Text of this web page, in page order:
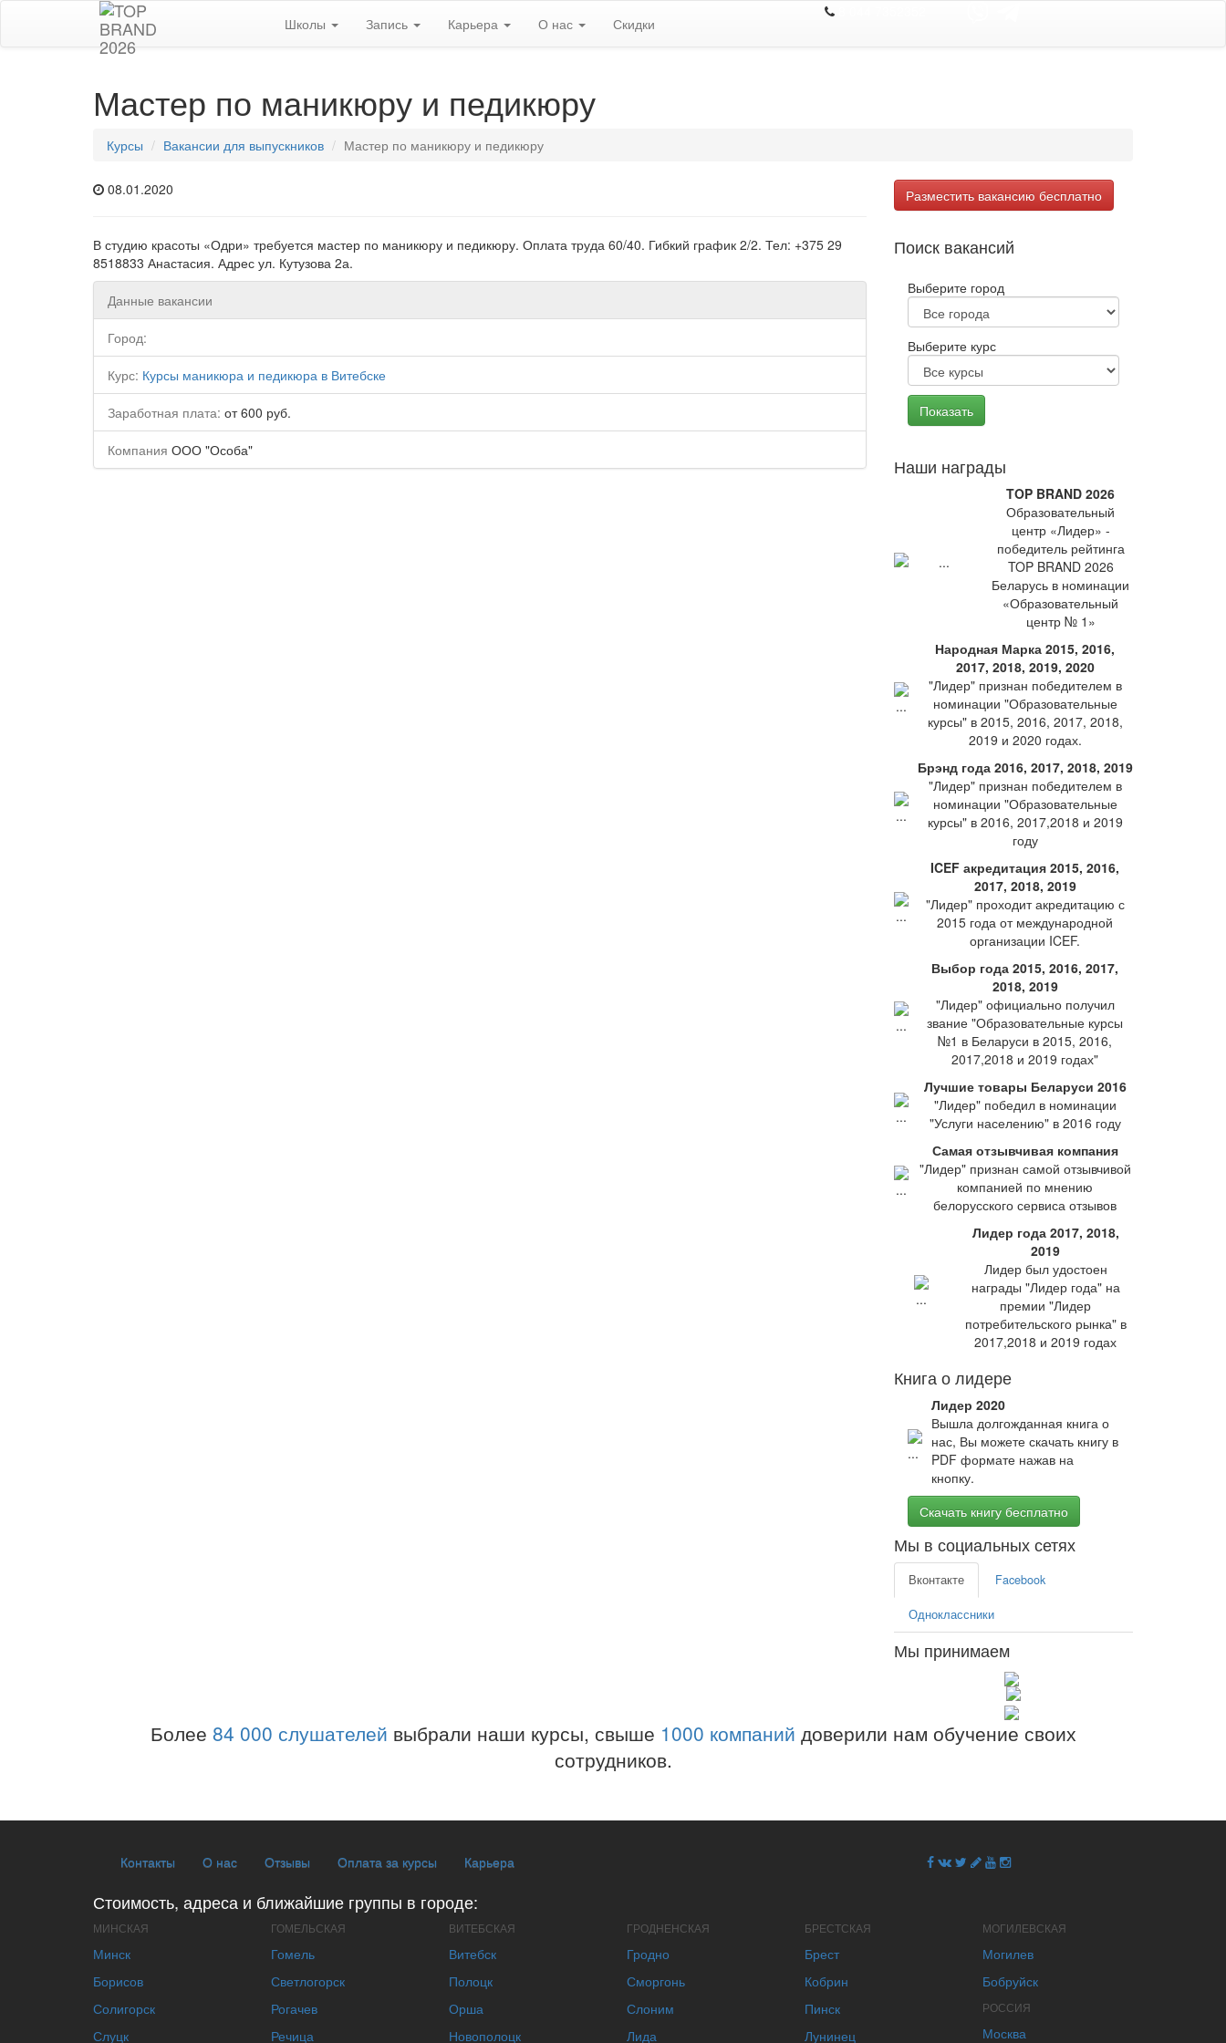
Школы Запись Карьера О нас Скидки
Мастер по маникюру и педикюру
Курсы Вакансии для выпускников Мастер по маникюру и педикюру
08.01.2020
В студию красоты «Одри» требуется мастер по маникюру и педикюру. Оплата труда 60/40. Гибкий график 2/2. Тел: +375 29
8518833 Анастасия. Адрес ул. Кутузова 2а.
Данные вакансии
Город:
Курс: Курсы маникюра и педикюра в Витебске
Заработная плата: от 600 руб.
Компания ООО "Особа"
Разместить вакансию бесплатно
Поиск вакансий
Выберите город
Выберите курс
Наши награды
TOP BRAND 2026
Образовательный
центр «Лидер» -
победитель рейтинга
TOP BRAND 2026
Беларусь в номинации
«Образовательный
центр № 1»
Народная Марка 2015, 2016,
2017, 2018, 2019, 2020
"Лидер" признан победителем в
номинации "Образовательные
курсы" в 2015, 2016, 2017, 2018,
2019 и 2020 годах.
Брэнд года 2016, 2017, 2018, 2019
"Лидер" признан победителем в
номинации "Образовательные
курсы" в 2016, 2017,2018 и 2019
году
ICEF акредитация 2015, 2016,
2017, 2018, 2019
"Лидер" проходит акредитацию с
2015 года от международной
организации ICEF.
Выбор года 2015, 2016, 2017,
2018, 2019
"Лидер" официально получил
звание "Образовательные курсы
№1 в Беларуси в 2015, 2016,
2017,2018 и 2019 годах"
Лучшие товары Беларуси 2016
"Лидер" победил в номинации
"Услуги населению" в 2016 году
Самая отзывчивая компания
"Лидер" признан самой отзывчивой
компанией по мнению
белорусского сервиса отзывов
Лидер года 2017, 2018,
2019
Лидер был удостоен
награды "Лидер года" на
премии "Лидер
потребительского рынка" в
2017,2018 и 2019 годах
Книга о лидере
Лидер 2020
Вышла долгожданная книга о
нас, Вы можете скачать книгу в
PDF формате нажав на
кнопку.
Скачать книгу бесплатно
Мы в социальных сетях
Вконтакте Facebook
Одноклассники
Мы принимаем
Более 84 000 слушателей выбрали наши курсы, свыше 1000 компаний доверили нам обучение своих
сотрудников.
Контакты О нас Отзывы Оплата за курсы Карьера
Стоимость, адреса и ближайшие группы в городе:
МИНСКАЯ
Минск
Борисов
Солигорск
Слуцк
ГОМЕЛЬСКАЯ
Гомель
Светлогорск
Рогачев
Речица
ВИТЕБСКАЯ
Витебск
Полоцк
Орша
Новополоцк
ГРОДНЕНСКАЯ
Гродно
Сморгонь
Слоним
Лида
БРЕСТСКАЯ
Брест
Кобрин
Пинск
Лунинец
МОГИЛЕВСКАЯ
Могилев
Бобруйск
РОССИЯ
Москва